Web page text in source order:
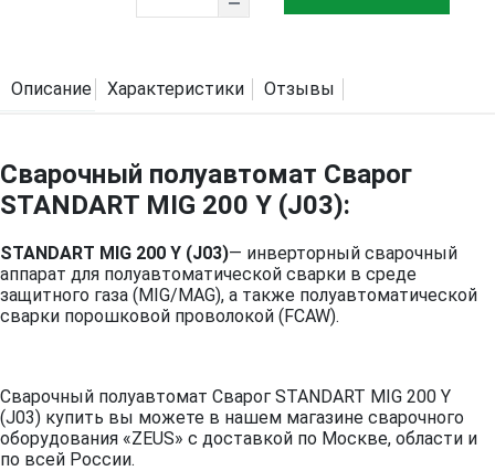
Описание Характеристики Отзывы
Сварочный полуавтомат Сварог
STANDART MIG 200 Y (J03):
STANDART MIG 200 Y (J03)— инверторный сварочный
аппарат для полуавтоматической сварки в среде
защитного газа (MIG/MAG), а также полуавтоматической
сварки порошковой проволокой (FCAW).
Сварочный полуавтомат Сварог STANDART MIG 200 Y
(J03) купить вы можете в нашем магазине сварочного
оборудования «ZEUS» с доставкой по Москве, области и
по всей России.